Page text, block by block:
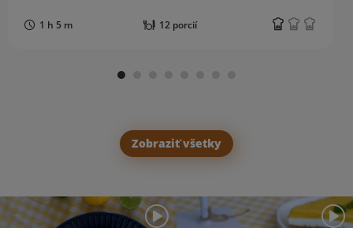
1 h 5 m 12 porcií
Zobraziť všetky